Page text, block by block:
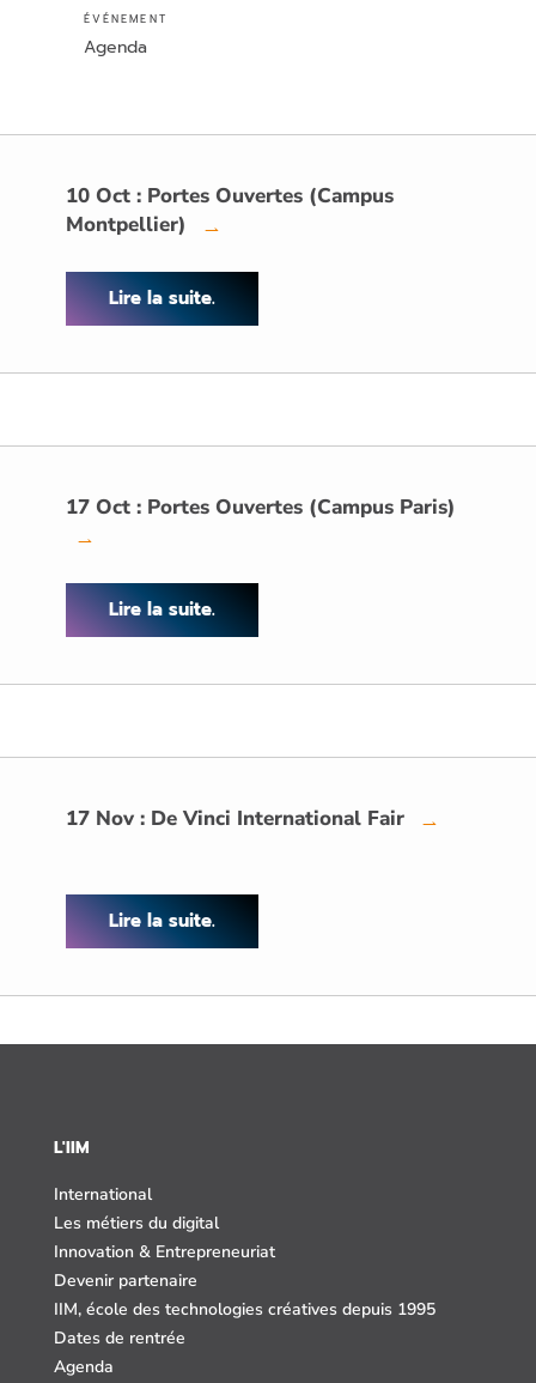
ÉVÉNEMENT
Agenda
10 Oct : Portes Ouvertes (Campus
Montpellier)
→
Lire la suite.
17 Oct : Portes Ouvertes (Campus Paris)
→
Lire la suite.
17 Nov : De Vinci International Fair →
Lire la suite.
L'IIM
International
Les métiers du digital
Innovation & Entrepreneuriat
Devenir partenaire
IIM, école des technologies créatives depuis 1995
Dates de rentrée
Agenda